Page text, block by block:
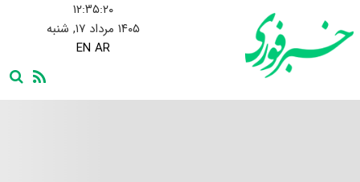
۱۲:۳۵:۲۱
۱۴۰۵ مرداد ۱۷, شنبه
EN AR